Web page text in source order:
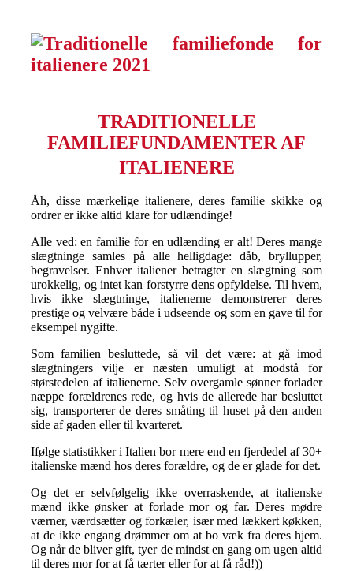
TRADITIONELLE
FAMILIEFUNDAMENTER AF
ITALIENERE
Åh, disse mærkelige italienere, deres familie skikke og
ordrer er ikke altid klare for udlændinge!
Alle ved: en familie for en udlænding er alt! Deres mange
slægtninge samles på alle helligdage: dåb, bryllupper,
begravelser. Enhver italiener betragter en slægtning som
urokkelig, og intet kan forstyrre dens opfyldelse. Til hvem,
hvis ikke slægtninge, italienerne demonstrerer deres
prestige og velvære både i udseende og som en gave til for
eksempel nygifte.
Som familien besluttede, så vil det være: at gå imod
slægtningers vilje er næsten umuligt at modstå for
størstedelen af italienerne. Selv overgamle sønner forlader
næppe forældrenes rede, og hvis de allerede har besluttet
sig, transporterer de deres småting til huset på den anden
side af gaden eller til kvarteret.
Ifølge statistikker i Italien bor mere end en fjerdedel af 30+
italienske mænd hos deres forældre, og de er glade for det.
Og det er selvfølgelig ikke overraskende, at italienske
mænd ikke ønsker at forlade mor og far. Deres mødre
værner, værdsætter og forkæler, især med lækkert køkken,
at de ikke engang drømmer om at bo væk fra deres hjem.
Og når de bliver gift, tyer de mindst en gang om ugen altid
til deres mor for at få tærter eller for at få råd!))